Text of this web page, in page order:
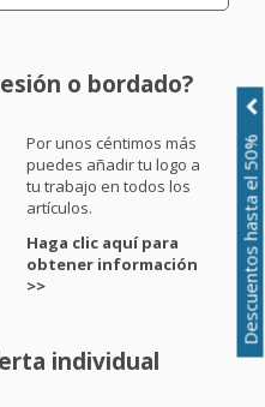
o bordado?
Por unos céntimos más
puedes añadir tu logo a
tu trabajo en todos los
artículos.
Haga clic aquí para
obtener información
>>
individual
Descuentos hasta el 50%